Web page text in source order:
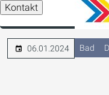
Kontakt
06.01.2024 Bad